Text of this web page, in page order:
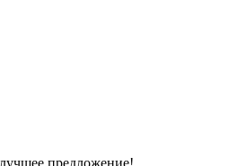
предложение!